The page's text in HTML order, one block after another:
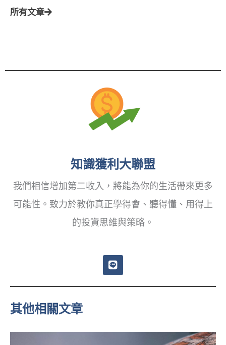
所有文章
知識獲利大聯盟
我們相信增加第二收入，將能為你的生活帶來更多
可能性。致力於教你真正學得會、聽得懂、用得上
的投資思維與策略。
L
i
e
其他相關文章